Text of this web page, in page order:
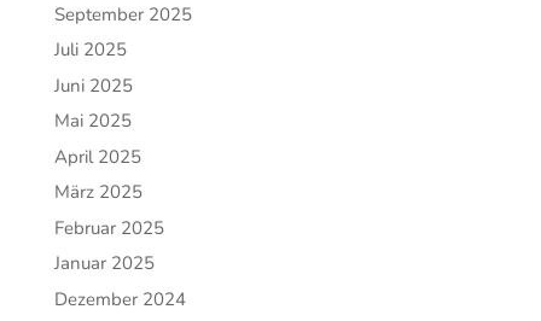
September 2025
Juli 2025
Juni 2025
Mai 2025
April 2025
März 2025
Februar 2025
Januar 2025
Dezember 2024